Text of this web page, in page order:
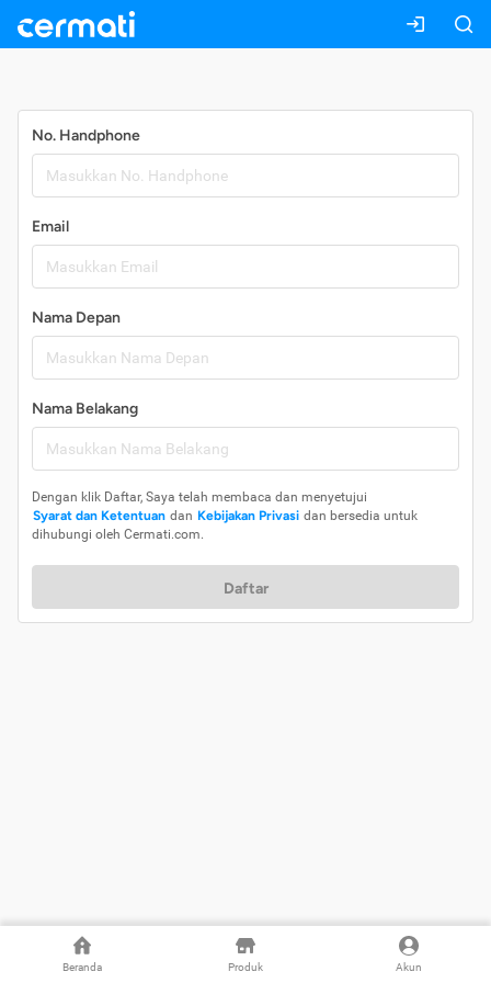
Beranda Produk Akun
No. Handphone
Email
Nama Depan
Nama Belakang
Dengan klik Daftar, Saya telah membaca dan menyetujui
Syarat dan Ketentuan dan Kebijakan Privasi dan bersedia untuk
dihubungi oleh Cermati.com.
Daftar